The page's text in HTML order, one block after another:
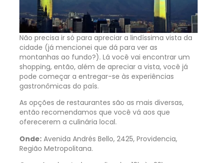
Não precisa ir só para apreciar a lindíssima vista da
cidade (já mencionei que dá para ver as
montanhas ao fundo?). Lá você vai encontrar um
shopping, então, além de apreciar a vista, você já
pode começar a entregar-se às experiências
gastronômicas do país.
As opções de restaurantes são as mais diversas,
então recomendamos que você vá aos que
oferecerem a culinária local.
Onde: Avenida Andrés Bello, 2425, Providencia,
Região Metropolitana.